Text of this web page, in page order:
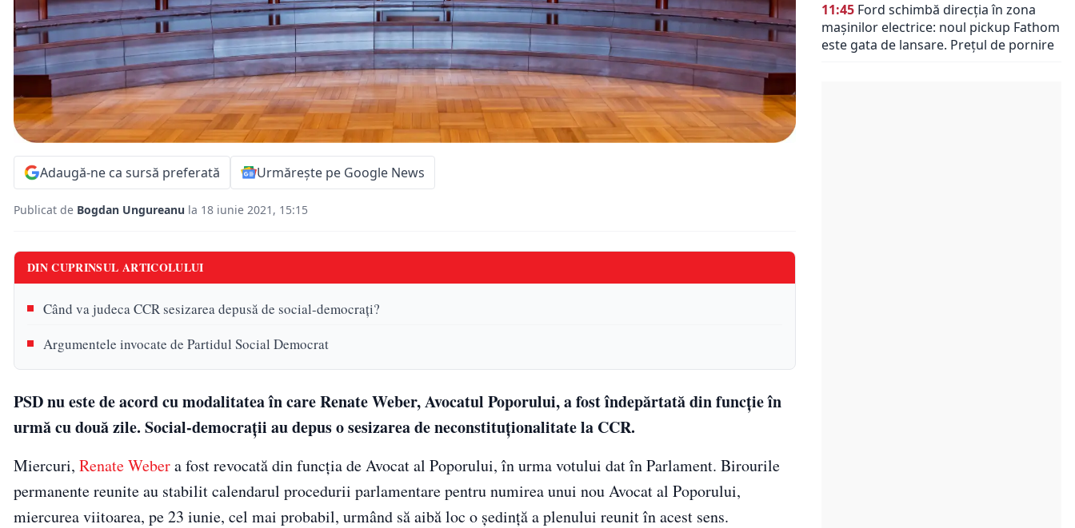
Adaugă-ne ca sursă preferată Urmărește pe Google News
Publicat de Bogdan Ungureanu la 18 iunie 2021, 15:15
DIN CUPRINSUL ARTICOLULUI
Când va judeca CCR sesizarea depusă de social-democraţi?
Argumentele invocate de Partidul Social Democrat
PSD nu este de acord cu modalitatea în care Renate Weber, Avocatul Poporului, a fost îndepărtată din funcţie în
urmă cu două zile. Social-democraţii au depus o sesizarea de neconstituţionalitate la CCR.
Miercuri, Renate Webera fost revocată din funcţia de Avocat al Poporului, în urma votului dat în Parlament. Birourile
permanente reunite au stabilit calendarul procedurii parlamentare pentru numirea unui nou Avocat al Poporului,
miercurea viitoarea, pe 23 iunie, cel mai probabil, urmând să aibă loc o şedinţă a plenului reunit în acest sens.
11:45 Ford schimbă direcția în zona
mașinilor electrice: noul pickup Fathom
este gata de lansare. Prețul de pornire